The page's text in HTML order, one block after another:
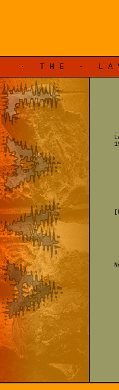
· T H E · L A V